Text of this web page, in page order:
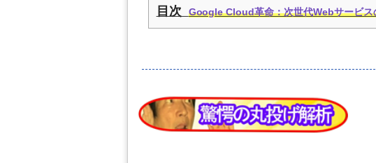
目次 Google Cloud革命：次世代Webサービス